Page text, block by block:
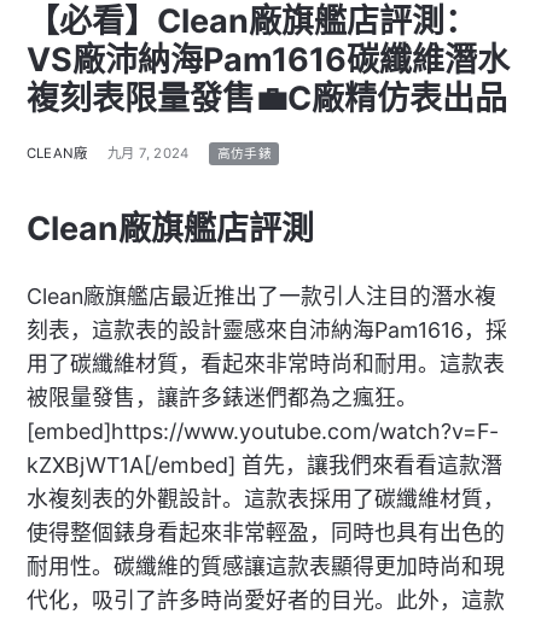
【必看】Clean廠旗艦店評測：
VS廠沛納海Pam1616碳纖維潛水
複刻表限量發售💼C廠精仿表出品
CLEAN廠 九月 7, 2024 高仿手錶
Clean廠旗艦店評測
Clean廠旗艦店最近推出了一款引人注目的潛水複
刻表，這款表的設計靈感來自沛納海Pam1616，採
用了碳纖維材質，看起來非常時尚和耐用。這款表
被限量發售，讓許多錶迷們都為之瘋狂。
[embed]https://www.youtube.com/watch?v=F-
kZXBjWT1A[/embed] 首先，讓我們來看看這款潛
水複刻表的外觀設計。這款表採用了碳纖維材質，
使得整個錶身看起來非常輕盈，同時也具有出色的
耐用性。碳纖維的質感讓這款表顯得更加時尚和現
代化，吸引了許多時尚愛好者的目光。此外，這款